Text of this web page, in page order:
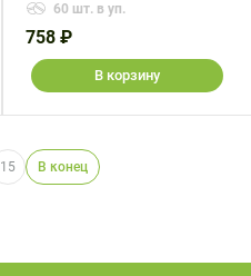
60 шт. в уп.
758 ₽
В корзину
15 В конец